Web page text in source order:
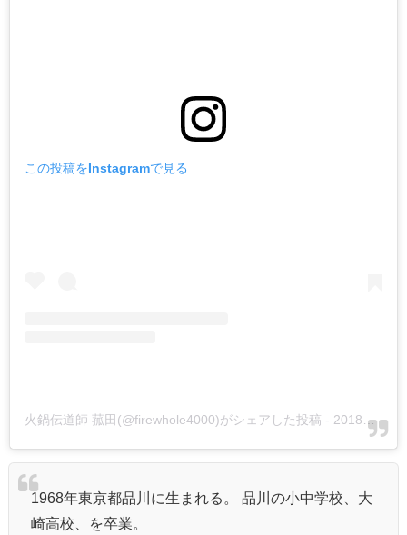
この投稿をInstagramで見る
火鍋伝道師 菰田(@firewhole4000)がシェアした投稿 - 2018年 5月月9日午前3時33分PDT
1968年東京都品川に生まれる。 品川の小中学校、大
崎高校、を卒業。